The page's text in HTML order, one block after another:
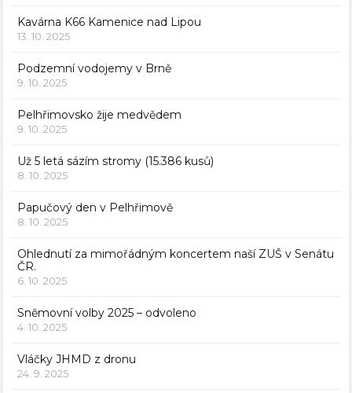
Kavárna K66 Kamenice nad Lipou
13. 10. 2025
Podzemní vodojemy v Brně
9. 10. 2025
Pelhřimovsko žije medvědem
9. 10. 2025
Už 5 letá sázím stromy (15.386 kusů)
8. 10. 2025
Papučový den v Pelhřimově
8. 10. 2025
Ohlednutí za mimořádným koncertem naší ZUŠ v Senátu
ČR.
6. 10. 2025
Sněmovní volby 2025 – odvoleno
4. 10. 2025
Vláčky JHMD z dronu
24. 9. 2025